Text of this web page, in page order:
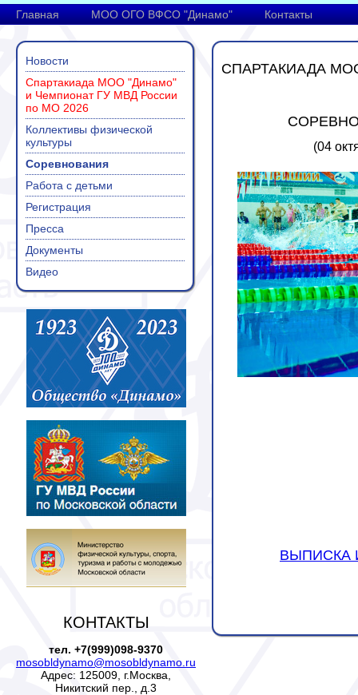
Главная МОО ОГО ВФСО "Динамо" Контакты
Новости
Спартакиада МОО "Динамо"
и Чемпионат ГУ МВД России
по МО 2026
Коллективы физической
культуры
Соревнования
Работа с детьми
Регистрация
Пресса
Документы
Видео
КОНТАКТЫ
тел. +7(999)098-9370
mosobldynamo@mosobldynamo.ru
Адрес: 125009, г.Москва,
Никитский пер., д.3
СПАРТАКИАДА
(04
ВЫПИСКА